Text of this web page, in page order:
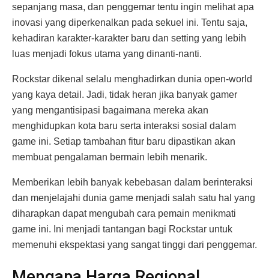
sepanjang masa, dan penggemar tentu ingin melihat apa
inovasi yang diperkenalkan pada sekuel ini. Tentu saja,
kehadiran karakter-karakter baru dan setting yang lebih
luas menjadi fokus utama yang dinanti-nanti.
Rockstar dikenal selalu menghadirkan dunia open-world
yang kaya detail. Jadi, tidak heran jika banyak gamer
yang mengantisipasi bagaimana mereka akan
menghidupkan kota baru serta interaksi sosial dalam
game ini. Setiap tambahan fitur baru dipastikan akan
membuat pengalaman bermain lebih menarik.
Memberikan lebih banyak kebebasan dalam berinteraksi
dan menjelajahi dunia game menjadi salah satu hal yang
diharapkan dapat mengubah cara pemain menikmati
game ini. Ini menjadi tantangan bagi Rockstar untuk
memenuhi ekspektasi yang sangat tinggi dari penggemar.